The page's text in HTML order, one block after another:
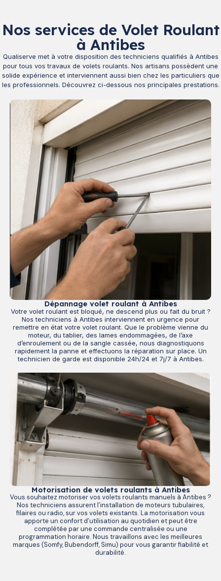
Nos services de Volet Roulant
à Antibes
Qualiserve met à votre disposition des techniciens qualifiés à Antibes
pour tous vos travaux de volets roulants. Nos artisans possèdent une
solide expérience et interviennent aussi bien chez les particuliers que
les professionnels. Découvrez ci-dessous nos principales prestations.
Dépannage volet roulant à Antibes
Votre volet roulant est bloqué, ne descend plus ou fait du bruit ?
Nos techniciens à Antibes interviennent en urgence pour
remettre en état votre volet roulant. Que le problème vienne du
moteur, du tablier, des lames endommagées, de l’axe
d’enroulement ou de la sangle cassée, nous diagnostiquons
rapidement la panne et effectuons la réparation sur place. Un
technicien de garde est disponible 24h/24 et 7j/7 à Antibes.
Motorisation de volets roulants à Antibes
Vous souhaitez motoriser vos volets roulants manuels à Antibes ?
Nos techniciens assurent l’installation de moteurs tubulaires,
filaires ou radio, sur vos volets existants. La motorisation vous
apporte un confort d’utilisation au quotidien et peut être
complétée par une commande centralisée ou une
programmation horaire. Nous travaillons avec les meilleures
marques (Somfy, Bubendorff, Simu) pour vous garantir fiabilité et
durabilité.